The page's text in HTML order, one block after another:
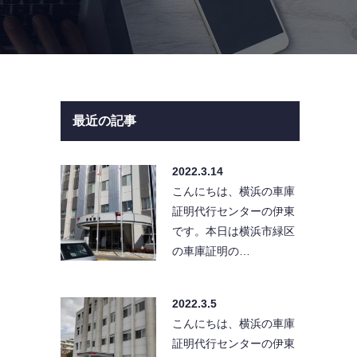
最近の記事
2022.3.14
こんにちは、横浜の車庫
証明代行センターの伊東
です。本日は横浜市緑区
の車庫証明の…
2022.3.5
こんにちは、横浜の車庫
証明代行センターの伊東